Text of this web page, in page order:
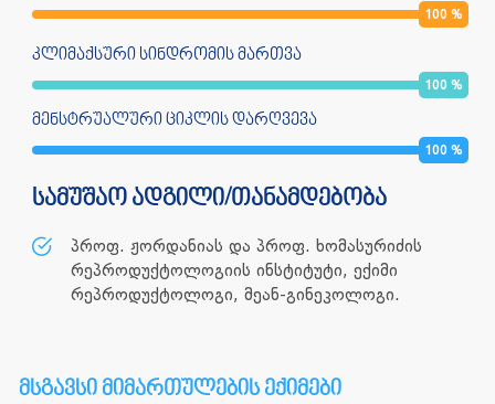
100 %
კლიმაქსური სინდრომის მართვა
100 %
მენსტრუალური ციკლის დარღვევა
100 %
სამუშაო ადგილი/თანამდებობა
პროფ. ჟორდანიას და პროფ. ხომასურიძის
რეპროდუქტოლოგიის ინსტიტუტი, ექიმი
რეპროდუქტოლოგი, მეან-გინეკოლოგი.
მსგავსი მიმართულების ექიმები